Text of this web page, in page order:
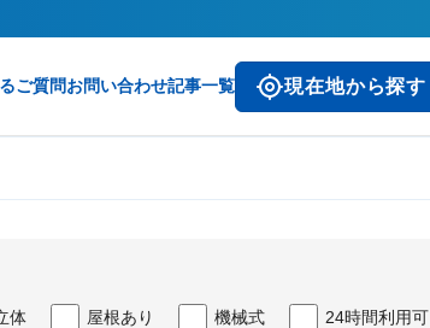
ご質問お問い合わせ記事一覧 現在地から探す
体 屋根あり 機械式 24時間利用可